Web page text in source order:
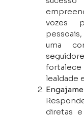
vozes
uma
lealdade
diretas